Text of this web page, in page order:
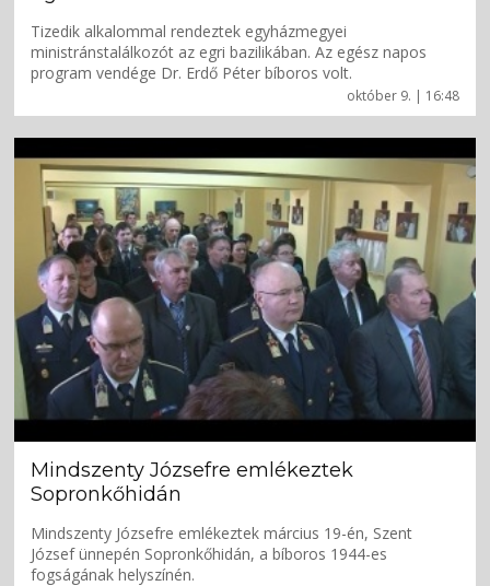
október 9. | 16:48
Tizedik alkalommal rendeztek egyházmegyei
ministránstalálkozót az egri bazilikában. Az egész napos
program vendége Dr. Erdő Péter bíboros volt.
Mindszenty Józsefre emlékeztek
Sopronkőhidán
Mindszenty Józsefre emlékeztek március 19-én, Szent
József ünnepén Sopronkőhidán, a bíboros 1944-es
fogságának helyszínén.